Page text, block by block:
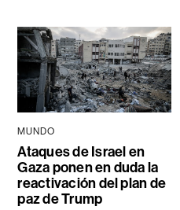
MUNDO
Ataques de Israel en
Gaza ponen en duda la
reactivación del plan de
paz de Trump